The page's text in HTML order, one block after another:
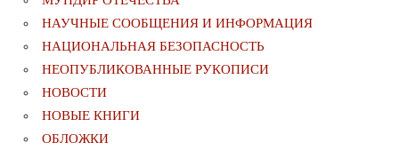
НАУЧНЫЕ СООБЩЕНИЯ И ИНФОРМАЦИЯ
НАЦИОНАЛЬНАЯ БЕЗОПАСНОСТЬ
НЕОПУБЛИКОВАННЫЕ РУКОПИСИ
НОВОСТИ
НОВЫЕ КНИГИ
ОБЛОЖКИ